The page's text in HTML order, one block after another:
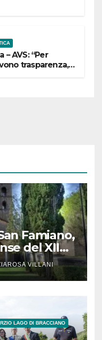
– AVS: “Per
trasparenza,
Famiano,
del XII
VILLANI
LAGO DI BRACCIANO